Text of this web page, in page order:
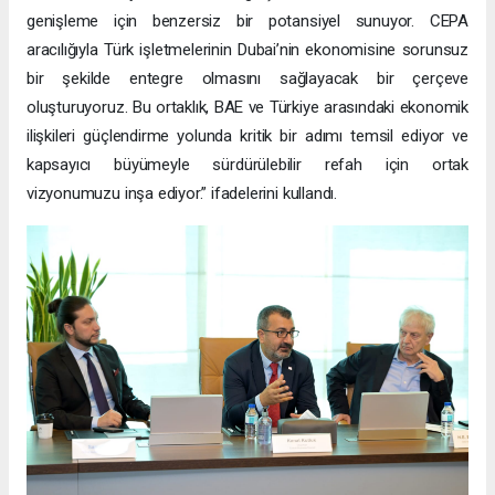
genişleme için benzersiz bir potansiyel sunuyor. CEPA
aracılığıyla Türk işletmelerinin Dubai’nin ekonomisine sorunsuz
bir şekilde entegre olmasını sağlayacak bir çerçeve
oluşturuyoruz. Bu ortaklık, BAE ve Türkiye arasındaki ekonomik
ilişkileri güçlendirme yolunda kritik bir adımı temsil ediyor ve
kapsayıcı büyümeyle sürdürülebilir refah için ortak
vizyonumuzu inşa ediyor.” ifadelerini kullandı.